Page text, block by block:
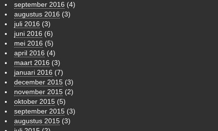
september 2016 (4)
augustus 2016 (3)
juli 2016 (3)
juni 2016 (6)
mei 2016 (5)
april 2016 (4)
maart 2016 (3)
januari 2016 (7)
december 2015 (3)
november 2015 (2)
oktober 2015 (5)
september 2015 (3)
augustus 2015 (3)